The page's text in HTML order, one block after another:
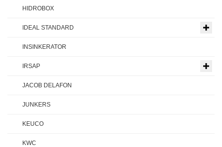
HIDROBOX
IDEAL STANDARD
INSINKERATOR
IRSAP
JACOB DELAFON
JUNKERS
KEUCO
KWC